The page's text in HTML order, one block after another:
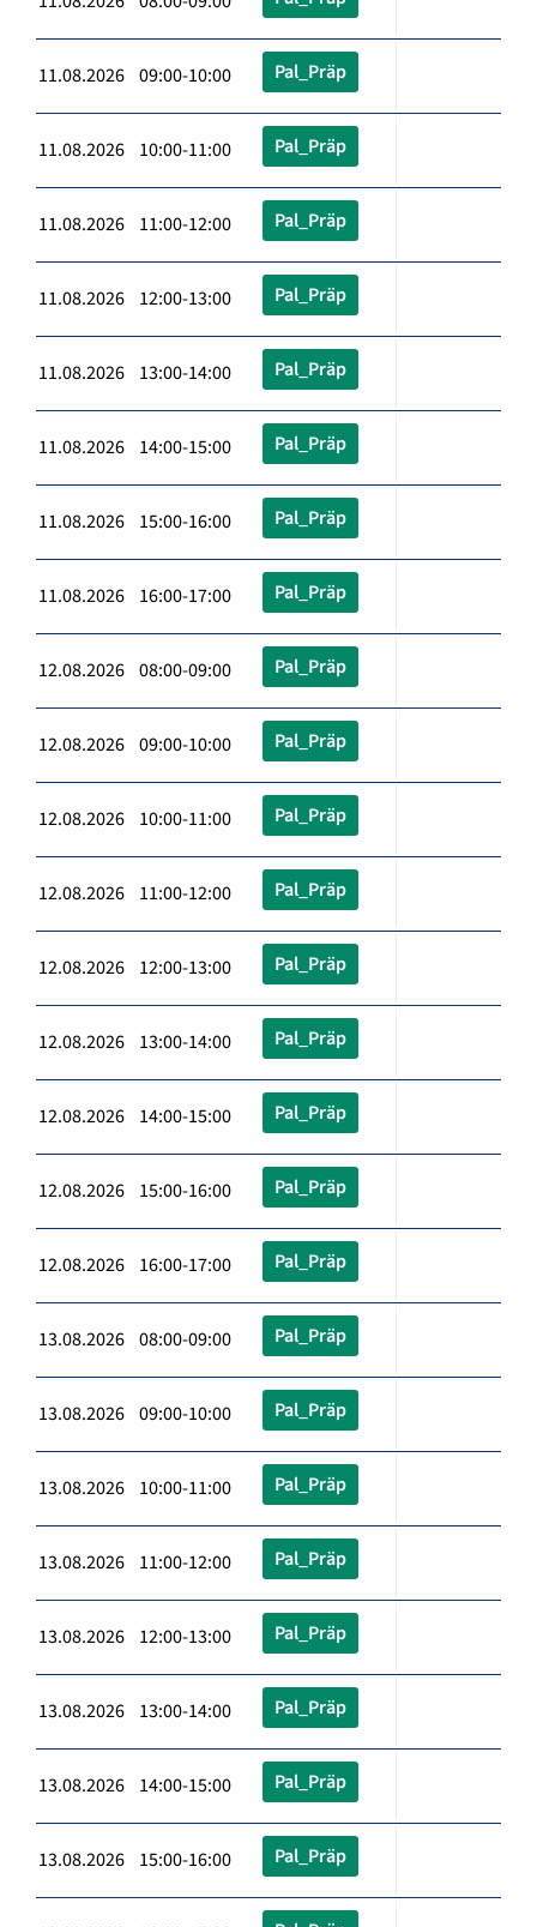
11.08.2026 09:00-10:00 Pal_Präp
11.08.2026 10:00-11:00 Pal_Präp
11.08.2026 11:00-12:00 Pal_Präp
11.08.2026 12:00-13:00 Pal_Präp
11.08.2026 13:00-14:00 Pal_Präp
11.08.2026 14:00-15:00 Pal_Präp
11.08.2026 15:00-16:00 Pal_Präp
11.08.2026 16:00-17:00 Pal_Präp
12.08.2026 08:00-09:00 Pal_Präp
12.08.2026 09:00-10:00 Pal_Präp
12.08.2026 10:00-11:00 Pal_Präp
12.08.2026 11:00-12:00 Pal_Präp
12.08.2026 12:00-13:00 Pal_Präp
12.08.2026 13:00-14:00 Pal_Präp
12.08.2026 14:00-15:00 Pal_Präp
12.08.2026 15:00-16:00 Pal_Präp
12.08.2026 16:00-17:00 Pal_Präp
13.08.2026 08:00-09:00 Pal_Präp
13.08.2026 09:00-10:00 Pal_Präp
13.08.2026 10:00-11:00 Pal_Präp
13.08.2026 11:00-12:00 Pal_Präp
13.08.2026 12:00-13:00 Pal_Präp
13.08.2026 13:00-14:00 Pal_Präp
13.08.2026 14:00-15:00 Pal_Präp
13.08.2026 15:00-16:00 Pal_Präp